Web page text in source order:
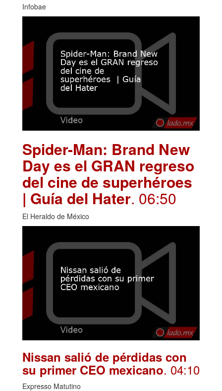
Infobae
Spider-Man: Brand New
Day es el GRAN regreso
del cine de superhéroes
| Guía del Hater. 06:50
El Heraldo de México
Nissan salió de pérdidas con
su primer CEO mexicano. 04:10
Expresso Matutino